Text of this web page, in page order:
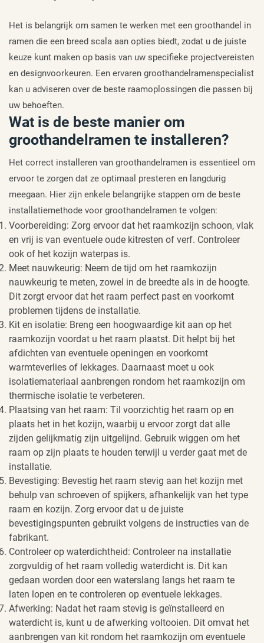
Het is belangrijk om samen te werken met een groothandel in
ramen die een breed scala aan opties biedt, zodat u de juiste
keuze kunt maken op basis van uw specifieke projectvereisten
en designvoorkeuren. Een ervaren groothandelramenspecialist
kan u adviseren over de beste raamoplossingen die passen bij
uw behoeften.
Wat is de beste manier om
groothandelramen te installeren?
Het correct installeren van groothandelramen is essentieel om
ervoor te zorgen dat ze optimaal presteren en langdurig
meegaan. Hier zijn enkele belangrijke stappen om de beste
installatiemethode voor groothandelramen te volgen:
Voorbereiding: Zorg ervoor dat het raamkozijn schoon, vlak
en vrij is van eventuele oude kitresten of verf. Controleer
ook of het kozijn waterpas is.
Meet nauwkeurig: Neem de tijd om het raamkozijn
nauwkeurig te meten, zowel in de breedte als in de hoogte.
Dit zorgt ervoor dat het raam perfect past en voorkomt
problemen tijdens de installatie.
Kit en isolatie: Breng een hoogwaardige kit aan op het
raamkozijn voordat u het raam plaatst. Dit helpt bij het
afdichten van eventuele openingen en voorkomt
warmteverlies of lekkages. Daarnaast moet u ook
isolatiemateriaal aanbrengen rondom het raamkozijn om
thermische isolatie te verbeteren.
Plaatsing van het raam: Til voorzichtig het raam op en
plaats het in het kozijn, waarbij u ervoor zorgt dat alle
zijden gelijkmatig zijn uitgelijnd. Gebruik wiggen om het
raam op zijn plaats te houden terwijl u verder gaat met de
installatie.
Bevestiging: Bevestig het raam stevig aan het kozijn met
behulp van schroeven of spijkers, afhankelijk van het type
raam en kozijn. Zorg ervoor dat u de juiste
bevestigingspunten gebruikt volgens de instructies van de
fabrikant.
Controleer op waterdichtheid: Controleer na installatie
zorgvuldig of het raam volledig waterdicht is. Dit kan
gedaan worden door een waterslang langs het raam te
laten lopen en te controleren op eventuele lekkages.
Afwerking: Nadat het raam stevig is geïnstalleerd en
waterdicht is, kunt u de afwerking voltooien. Dit omvat het
aanbrengen van kit rondom het raamkozijn om eventuele